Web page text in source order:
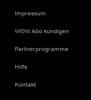
Impressum
WOW Abo kündigen
Partnerprogramme
Hilfe
Kontakt